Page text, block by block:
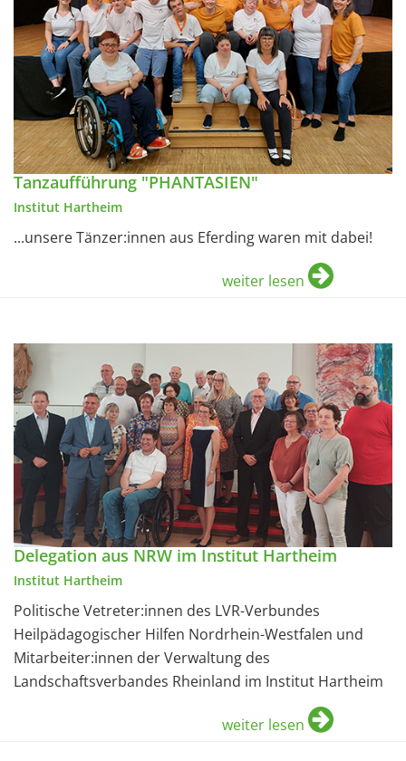
Tanzaufführung "PHANTASIEN"
Institut Hartheim
...unsere Tänzer:innen aus Eferding waren mit dabei!
weiter lesen
Delegation aus NRW im Institut Hartheim
Institut Hartheim
Politische Vetreter:innen des LVR-Verbundes
Heilpädagogischer Hilfen Nordrhein-Westfalen und
Mitarbeiter:innen der Verwaltung des
Landschaftsverbandes Rheinland im Institut Hartheim
weiter lesen